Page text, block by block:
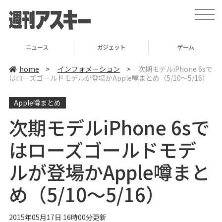
t
o
v
i
n
ニュース ガジェット ゲーム
home > インフォメーション >
次期モデルiPhone 6sで
はローズゴールドモデルが登場かApple噂まとめ（5/10〜5/16）
Apple噂まとめ
次期モデルiPhone 6sで
はローズゴールドモデ
ルが登場かApple噂まと
め（5/10〜5/16）
2015年05月17日 16時00分更新